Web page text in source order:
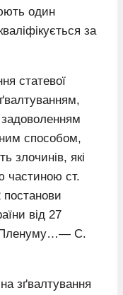
один
за
статевої
задоволенням
способом,
злочинів, які
частиною ст.
від 27
Пленуму…— С.
зґвалтування